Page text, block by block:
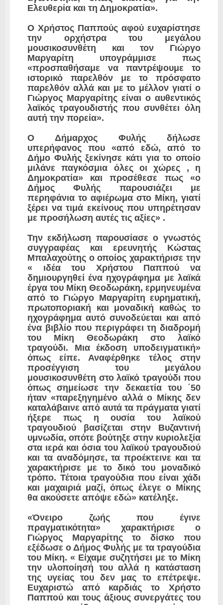
Ελευθερία και τη Δημοκρατία».
Ο Χρήστος Παππούς αφού ευχαρίστησε
την ορχήστρα του μεγάλου
μουσικοσυνθέτη και τον Γιώργο
Μαργαρίτη υπογράμμισε πως
«προσπαθήσαμε να παντρέψουμε το
ιστορικό παρελθόν με το πρόσφατο
παρελθόν αλλά και με το μέλλον γιατί ο
Γιώργος Μαργαρίτης είναι ο αυθεντικός
λαϊκός τραγουδιστής που συνθέτει όλη
αυτή την πορεία».
Ο Δήμαρχος Φυλής δήλωσε
υπερήφανος που «από εδώ, από το
Δήμο Φυλής ξεκίνησε κάτι για το οποίο
μιλάνε παγκόσμια όλες οι χώρες , η
Δημοκρατία» και προσέθεσε πως «ο
Δήμος Φυλής παρουσιάζει με
περηφάνια το αφιέρωμα στο Μίκη, γιατί
ξέρει να τιμά εκείνους που υπηρέτησαν
με προσήλωση αυτές τις αξίες» .
Την εκδήλωση παρουσίασε ο γνωστός
συγγραφέας και ερευνητής Κώστας
Μπαλαχούτης ο οποίος χαρακτήρισε την
« ιδέα του Χρήστου Παππού να
δημιουργηθεί ένα ηχογράφημα με λαϊκά
έργα του Μίκη Θεοδωράκη, ερμηνευμένα
από το Γιώργο Μαργαρίτη ευρηματική,
πρωτοποριακή και μοναδική καθώς το
ηχογράφημα αυτό συνοδεύεται και από
ένα βιβλίο που περιγράφει τη διαδρομή
του Μίκη Θεοδωράκη στο λαϊκό
τραγούδι. Μια έκδοση υποδειγματική»
όπως είπε. Αναφέρθηκε τέλος στην
προσέγγιση του μεγάλου
μουσικοσυνθέτη στο λαϊκό τραγούδι που
όπως σημείωσε την δεκαετία του ΄50
ήταν «παρεξηγημένο αλλά ο Μίκης δεν
καταλάβαινε από αυτά τα πράγματα γιατί
ήξερε πως η ουσία του λαϊκού
τραγουδιού βασίζεται στην Βυζαντινή
υμνωδία, οπότε βούτηξε στην κυριολεξία
στα ιερά και όσια του λαϊκού τραγουδιού
και τα αναδόμησε, τα προέκτεινε και τα
χαρακτήρισε με το δικό του μοναδικό
τρόπο. Τέτοια τραγούδια που είναι χάδι
και μαχαιριά μαζί, όπως έλεγε ο Μίκης
θα ακούσετε απόψε εδώ» κατέληξε.
«Όνειρο ζωής που έγινε
πραγματικότητα» χαρακτήρισε ο
Γιώργος Μαργαρίτης το δίσκο που
εξέδωσε ο Δήμος Φυλής με τα τραγούδια
του Μίκη. « Είχαμε συζητήσει με το Μίκη
την υλοποίησή του αλλά η κατάσταση
της υγείας του δεν μας το επέτρεψε.
Ευχαριστώ από καρδιάς το Χρήστο
Παππού και τους άξιους συνεργάτες του